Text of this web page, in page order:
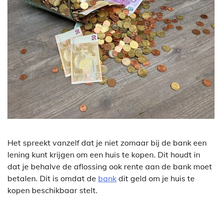
Het spreekt vanzelf dat je niet zomaar bij de bank een
lening kunt krijgen om een huis te kopen. Dit houdt in
dat je behalve de aflossing ook rente aan de bank moet
betalen. Dit is omdat de bank dit geld om je huis te
kopen beschikbaar stelt.